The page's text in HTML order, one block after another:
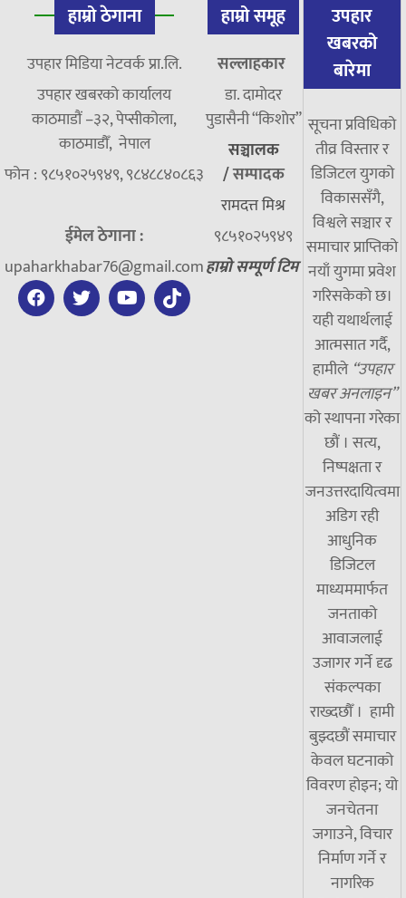
हाम्रो ठेगाना
उपहार मिडिया नेटवर्क प्रा.लि.
उपहार खबरको कार्यालय
काठमाडौं –३२, पेप्सीकोला,
काठमाडौँ, नेपाल
फोन : ९८५१०२५९४९, ९८४८८४०८६३
ईमेल ठेगाना :
upaharkhabar76@gmail.com
हाम्रो समूह
सल्लाहकार
डा. दामाेदर
पुडासैनी “किशाेर”
सञ्चालक
/सम्पादक
रामदत्त मिश्र
९८५१०२५९४९
हाम्रो सम्पूर्ण टिम
उपहार
खबरको
बारेमा
सूचना प्रविधिको
तीव्र विस्तार र
डिजिटल युगको
विकाससँगै,
विश्वले सञ्चार र
समाचार प्राप्तिको
नयाँ युगमा प्रवेश
गरिसकेको छ।
यही यथार्थलाई
आत्मसात गर्दै,
हामीले “उपहार
खबर अनलाइन”
को स्थापना गरेका
छौं । सत्य,
निष्पक्षता र
जनउत्तरदायित्वमा
अडिग रही
आधुनिक
डिजिटल
माध्यममार्फत
जनताको
आवाजलाई
उजागर गर्ने दृढ
संकल्पका
राख्दछौँ । हामी
बुझ्दछौं समाचार
केवल घटनाको
विवरण होइन; यो
जनचेतना
जगाउने, विचार
निर्माण गर्ने र
नागरिक